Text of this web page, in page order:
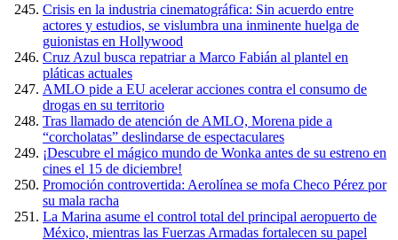
Crisis en la industria cinematográfica: Sin acuerdo entre
actores y estudios, se vislumbra una inminente huelga de
guionistas en Hollywood
Cruz Azul busca repatriar a Marco Fabián al plantel en
pláticas actuales
AMLO pide a EU acelerar acciones contra el consumo de
drogas en su territorio
Tras llamado de atención de AMLO, Morena pide a
“corcholatas” deslindarse de espectaculares
¡Descubre el mágico mundo de Wonka antes de su estreno en
cines el 15 de diciembre!
Promoción controvertida: Aerolínea se mofa Checo Pérez por
su mala racha
La Marina asume el control total del principal aeropuerto de
México, mientras las Fuerzas Armadas fortalecen su papel